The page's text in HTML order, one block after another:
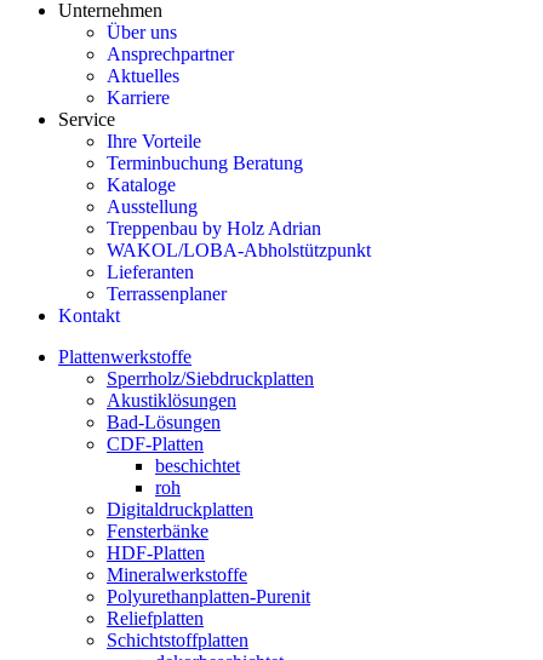
Unternehmen
Über uns
Ansprechpartner
Aktuelles
Karriere
Service
Ihre Vorteile
Terminbuchung Beratung
Kataloge
Ausstellung
Treppenbau by Holz Adrian
WAKOL/LOBA-Abholstützpunkt
Lieferanten
Terrassenplaner
Kontakt
Plattenwerkstoffe
Sperrholz/Siebdruckplatten
Akustiklösungen
Bad-Lösungen
CDF-Platten
beschichtet
roh
Digitaldruckplatten
Fensterbänke
HDF-Platten
Mineralwerkstoffe
Polyurethanplatten-Purenit
Reliefplatten
Schichtstoffplatten